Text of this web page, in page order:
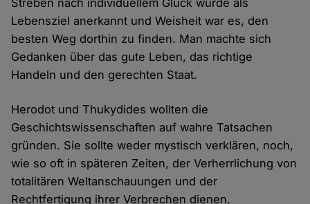
Streben nach individuellem Glück wurde als
Lebensziel anerkannt und Weisheit war es, den
besten Weg dorthin zu finden. Man machte sich
Gedanken über das gute Leben, das richtige
Handeln und den gerechten Staat.
Herodot und Thukydides wollten die
Geschichtswissenschaften auf wahre Tatsachen
gründen. Sie sollte weder mystisch verklären, noch,
wie so oft in späteren Zeiten, der Verherrlichung von
totalitären Weltanschauungen und der
Rechtfertigung ihrer Verbrechen dienen.